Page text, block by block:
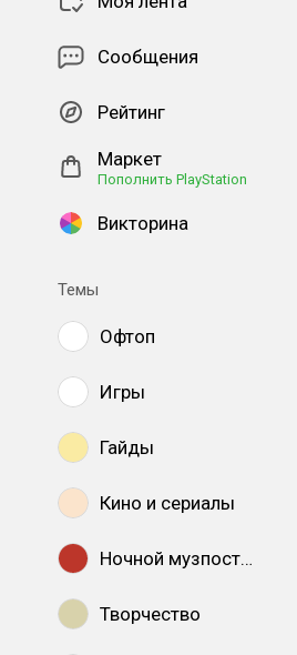
Сообщения
Рейтинг
Маркет
Пополнить PlayStation
Викторина
Темы
Офтоп
Игры
Гайды
Кино и сериалы
Ночной музпостинг
Творчество